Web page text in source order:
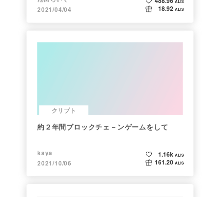
2021/04/04
ALIS
18.92 ALIS
クリプト
約２年間ブロックチェ－ンゲームをして
kaya
2021/10/06
1.16k ALIS
161.20 ALIS